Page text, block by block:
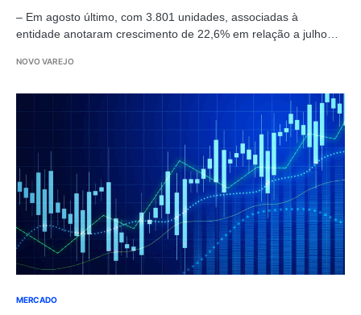
– Em agosto último, com 3.801 unidades, associadas à
entidade anotaram crescimento de 22,6% em relação a julho…
NOVO VAREJO
MERCADO